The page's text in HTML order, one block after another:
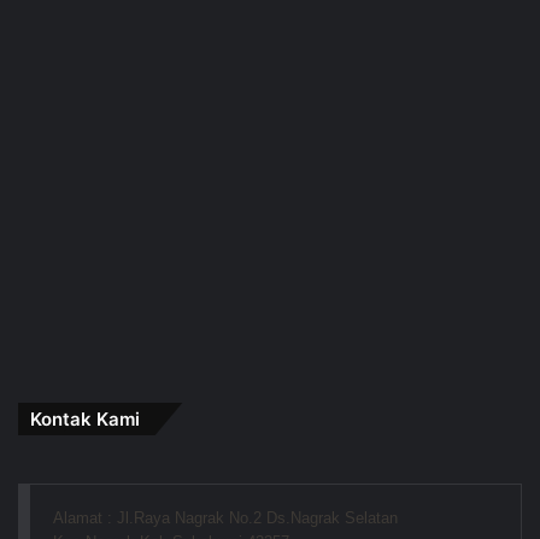
Kontak Kami
Alamat : Jl.Raya Nagrak No.2 Ds.Nagrak Selatan